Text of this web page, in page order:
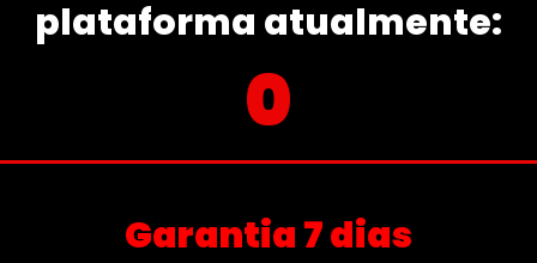
plataforma atualmente:
0
Garantia 7 dias